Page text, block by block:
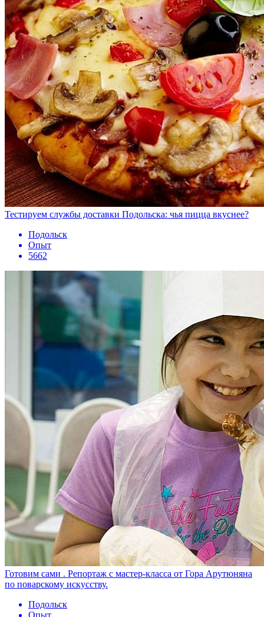
Тестируем службы доставки Подольска: чья пицца вкуснее?
Подольск
Опыт
5662
Готовим сами . Репортаж с мастер-класса от Гора Арутюняна
по поварскому искусству.
Подольск